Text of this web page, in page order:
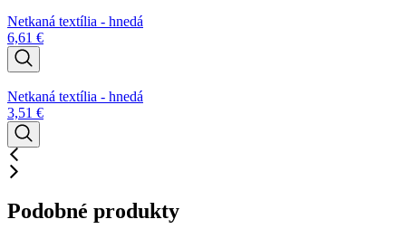
Netkaná textília - hnedá
6,61 €
Netkaná textília - hnedá
3,51 €
Podobné produkty